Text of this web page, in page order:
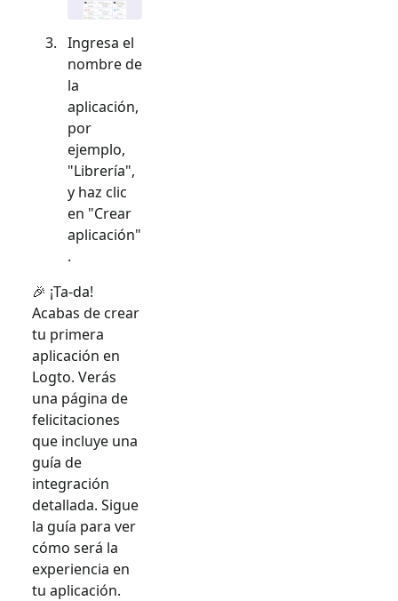
Ingresa el
nombre de
la
aplicación,
por
ejemplo,
"Librería",
y haz clic
en "Crear
aplicación"
.
🎉 ¡Ta-da!
Acabas de crear
tu primera
aplicación en
Logto. Verás
una página de
felicitaciones
que incluye una
guía de
integración
detallada. Sigue
la guía para ver
cómo será la
experiencia en
tu aplicación.